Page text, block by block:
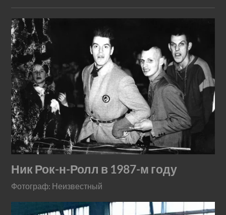
Ник Рок-н-Ролл в 1987-м году
Фотограф: Неизвестный